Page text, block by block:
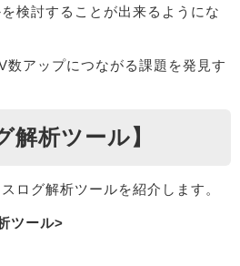
検討することが出来るようにな
数アップにつながる課題を発見す
解析ツール】
ログ解析ツールを紹介します。
ツール>